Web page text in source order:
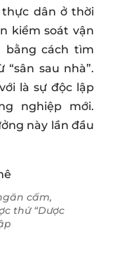
dân ở thời
kiểm soát vận
bằng cách tìm
sau nhà”.
là sự độc lập
nghiệp mới.
này lần đầu
cấm,
thứ “Dược